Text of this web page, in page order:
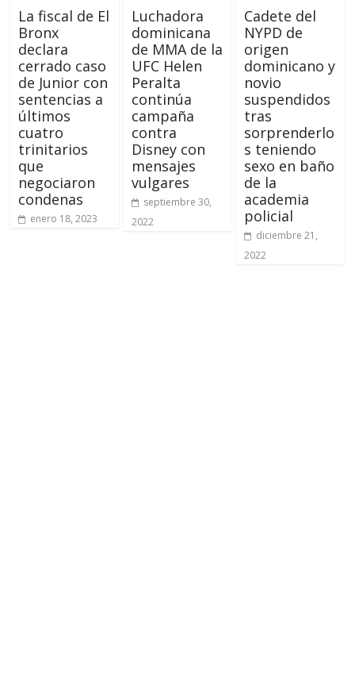
La fiscal de El
Bronx
declara
cerrado caso
de Junior con
sentencias a
últimos
cuatro
trinitarios
que
negociaron
condenas
enero 18, 2023
Luchadora
dominicana
de MMA de la
UFC Helen
Peralta
continúa
campaña
contra
Disney con
mensajes
vulgares
septiembre 30,
2022
Cadete del
NYPD de
origen
dominicano y
novio
suspendidos
tras
sorprenderlo
s teniendo
sexo en baño
de la
academia
policial
diciembre 21,
2022